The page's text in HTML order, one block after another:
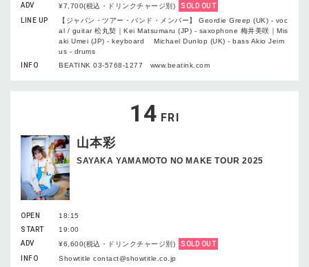
ADV
¥7,700(税込・ドリンクチャージ別)
SOLD OUT
LINE UP
【ジャパン・ツアー・バンド・メンバー】 Geordie Greep (UK) - voc
al / guitar 松丸契｜Kei Matsumaru (JP) - saxophone 梅井美咲｜Mis
aki Umei (JP) - keyboard Michael Dunlop (UK) - bass Akio Jeim
us - drums
INFO
BEATINK 03-5768-1277 www.beatink.com
14 FRI
山本彩
SAYAKA YAMAMOTO NO MAKE TOUR 2025
OPEN
18:15
START
19:00
ADV
¥6,600(税込・ドリンクチャージ別)
SOLD OUT
INFO
Showtitle contact@showtitle.co.jp